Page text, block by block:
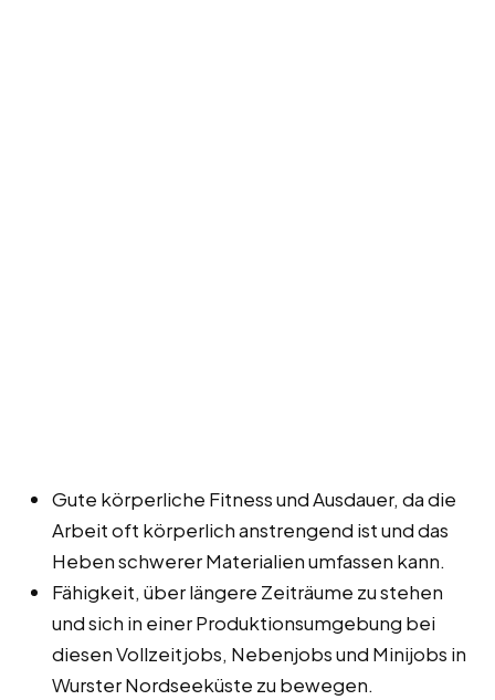
Gute körperliche Fitness und Ausdauer, da die
Arbeit oft körperlich anstrengend ist und das
Heben schwerer Materialien umfassen kann.
Fähigkeit, über längere Zeiträume zu stehen
und sich in einer Produktionsumgebung bei
diesen Vollzeitjobs, Nebenjobs und Minijobs in
Wurster Nordseeküste zu bewegen.